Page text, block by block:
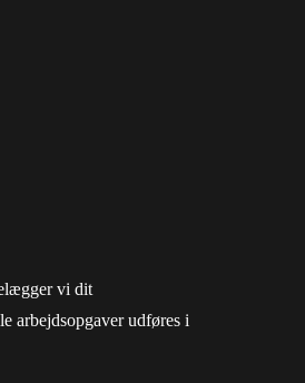
vi dit
arbejdsopgaver udføres i